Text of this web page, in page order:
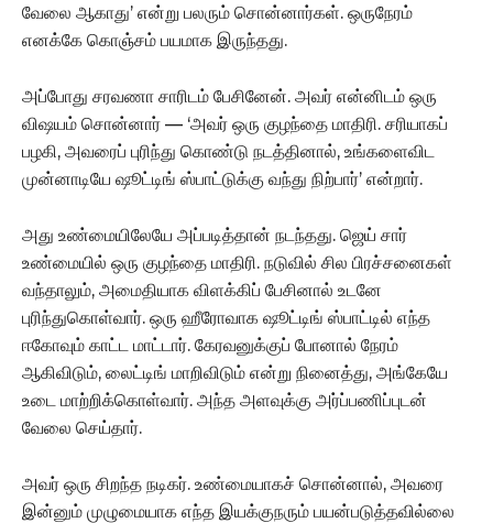
வேலை ஆகாது’ என்று பலரும் சொன்னார்கள். ஒருநேரம்
எனக்கே கொஞ்சம் பயமாக இருந்தது.
அப்போது சரவணா சாரிடம் பேசினேன். அவர் என்னிடம் ஒரு
விஷயம் சொன்னார் — ‘அவர் ஒரு குழந்தை மாதிரி. சரியாகப்
பழகி, அவரைப் புரிந்து கொண்டு நடத்தினால், உங்களைவிட
முன்னாடியே ஷூட்டிங் ஸ்பாட்டுக்கு வந்து நிற்பார்’ என்றார்.
அது உண்மையிலேயே அப்படித்தான் நடந்தது. ஜெய் சார்
உண்மையில் ஒரு குழந்தை மாதிரி. நடுவில் சில பிரச்சனைகள்
வந்தாலும், அமைதியாக விளக்கிப் பேசினால் உடனே
புரிந்துகொள்வார். ஒரு ஹீரோவாக ஷூட்டிங் ஸ்பாட்டில் எந்த
ஈகோவும் காட்ட மாட்டார். கேரவனுக்குப் போனால் நேரம்
ஆகிவிடும், லைட்டிங் மாறிவிடும் என்று நினைத்து, அங்கேயே
உடை மாற்றிக்கொள்வார். அந்த அளவுக்கு அர்ப்பணிப்புடன்
வேலை செய்தார்.
அவர் ஒரு சிறந்த நடிகர். உண்மையாகச் சொன்னால், அவரை
இன்னும் முழுமையாக எந்த இயக்குநரும் பயன்படுத்தவில்லை